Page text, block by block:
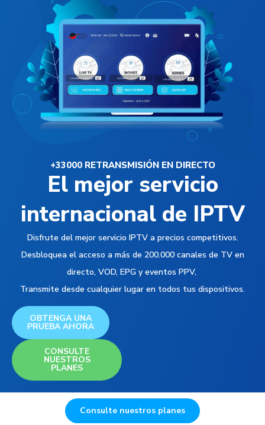
+33000 RETRANSMISIÓN EN DIRECTO
El mejor servicio
internacional de IPTV
Disfrute del mejor servicio IPTV a precios competitivos.
Desbloquea el acceso a más de 200.000 canales de TV en
directo, VOD, EPG y eventos PPV,
Transmite desde cualquier lugar en todos tus dispositivos.
OBTENGA UNA
PRUEBA AHORA
CONSULTE
NUESTROS
PLANES
Consulte nuestros planes